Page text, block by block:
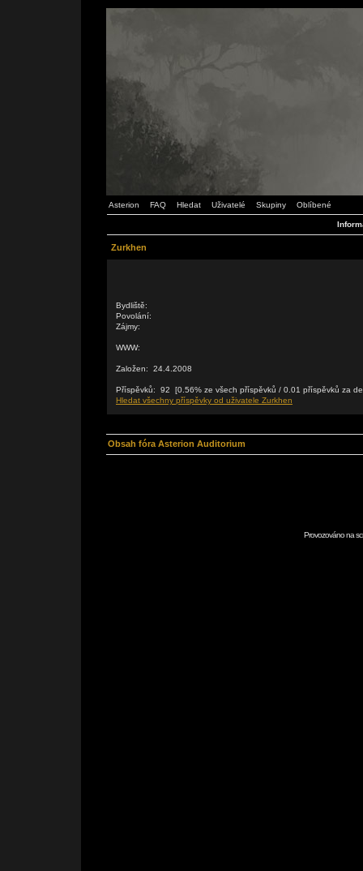
Asterion FAQ Hledat Uživatelé Skupiny Oblíbené
Zurkhen
Bydliště:
Povolání:
Zájmy:
WWW:
Založen: 24.4.2008
Příspěvků: 92 [0.56% ze všech příspěvků / 0.01 příspěvků za
Hledat všechny příspěvky od uživatele Zurkhen
Obsah fóra Asterion Auditorium
Provozováno na